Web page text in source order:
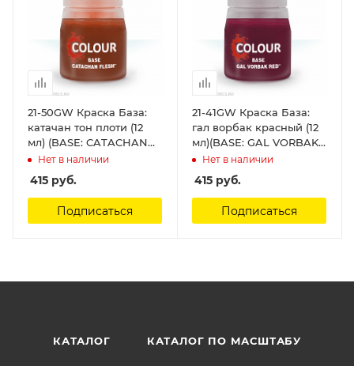
21-50GW Краска База:
катачан тон плоти (12
мл) (BASE: CATACHAN
FLESHTONE (12ML))
Нет в наличии
415 руб.
Подписаться
21-41GW Краска База:
гал ворбак красный (12
мл)(BASE: GAL VORBAK
RED (12ML)) Citadel
Нет в наличии
415 руб.
Подписаться
КАТАЛОГ КАТАЛОГ ПО МАСШТАБУ